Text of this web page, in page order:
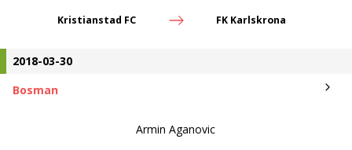
Kristianstad FC FK Karlskrona
2018-03-30
Bosman
Armin Aganovic